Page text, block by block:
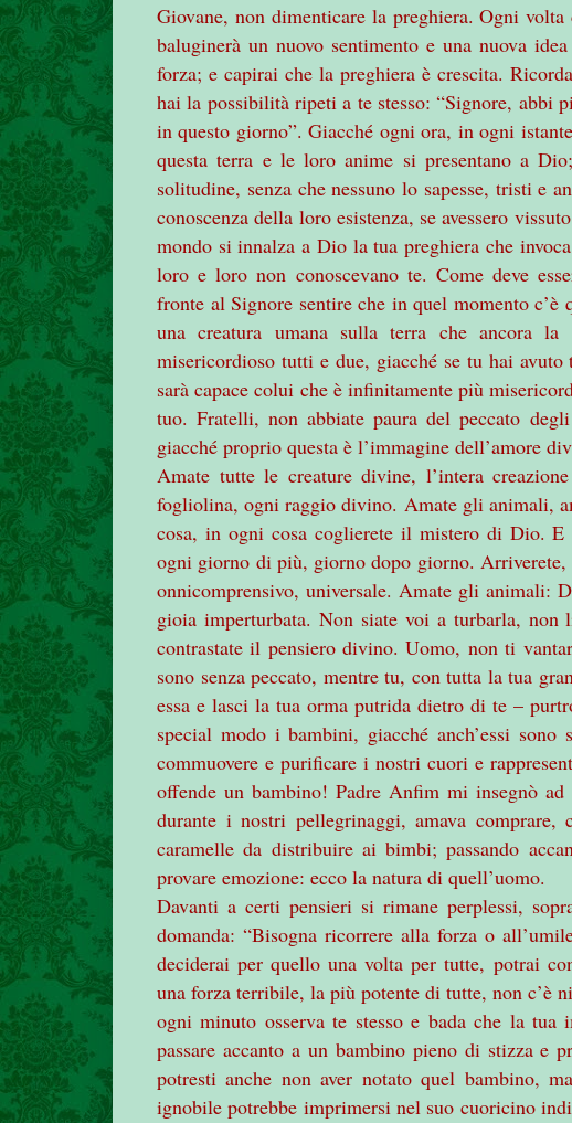
Giovane, non dimenticare la preghiera. Ogni
baluginerà un nuovo sentimento e una nuova
forza; e capirai che la preghiera è crescita.
hai la possibilità ripeti a te stesso: “Signore, abbi
in questo giorno”. Giacché ogni ora, in ogni
questa terra e le loro anime si presentano a
solitudine, senza che nessuno lo sapesse, tristi e
conoscenza della loro esistenza, se avessero
mondo si innalza a Dio la tua preghiera che
loro e loro non conoscevano te. Come deve
fronte al Signore sentire che in quel momento
una creatura umana sulla terra che ancora
misericordioso tutti e due, giacché se tu hai
sarà capace colui che è infinitamente più
tuo. Fratelli, non abbiate paura del peccato
giacché proprio questa è l’immagine dell’amore
Amate tutte le creature divine, l’intera
fogliolina, ogni raggio divino. Amate gli animali,
cosa, in ogni cosa coglierete il mistero di Dio.
ogni giorno di più, giorno dopo giorno.
onnicomprensivo, universale. Amate gli animali:
gioia imperturbata. Non siate voi a turbarla,
contrastate il pensiero divino. Uomo, non ti
sono senza peccato, mentre tu, con tutta la tua
essa e lasci la tua orma putrida dietro di te –
special modo i bambini, giacché anch’essi
commuovere e purificare i nostri cuori e
offende un bambino! Padre Anfim mi insegnò
durante i nostri pellegrinaggi, amava
caramelle da distribuire ai bimbi; passando
provare emozione: ecco la natura di quell’uomo.
Davanti a certi pensieri si rimane perplessi,
domanda: “Bisogna ricorrere alla forza o
deciderai per quello una volta per tutte, potrai
una forza terribile, la più potente di tutte, non c’è
ogni minuto osserva te stesso e bada che la
passare accanto a un bambino pieno di stizza e
potresti anche non aver notato quel bambino,
ignobile potrebbe imprimersi nel suo cuoricino